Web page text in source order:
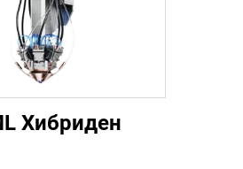
Хибриден